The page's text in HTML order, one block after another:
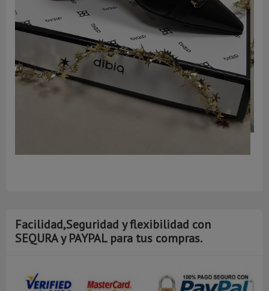
Facilidad,Seguridad y flexibilidad con
SEQURA y PAYPAL para tus compras.